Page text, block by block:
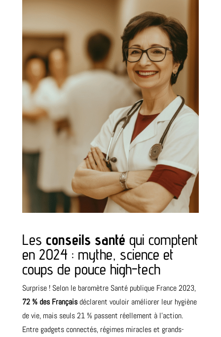
Les conseils santé qui comptent
en 2024 : mythe, science et
coups de pouce high-tech
Surprise ! Selon le baromètre Santé publique France 2023,
72 % des Françaisdéclarent vouloir améliorer leur hygiène
de vie, mais seuls 21 % passent réellement à l’action.
Entre gadgets connectés, régimes miracles et grands-